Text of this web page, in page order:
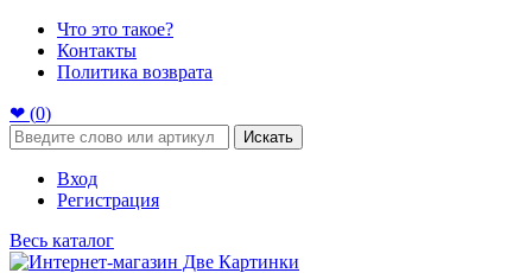
Что это такое?
Контакты
Политика возврата
❤ (0)
Искать
Вход
Регистрация
Весь каталог